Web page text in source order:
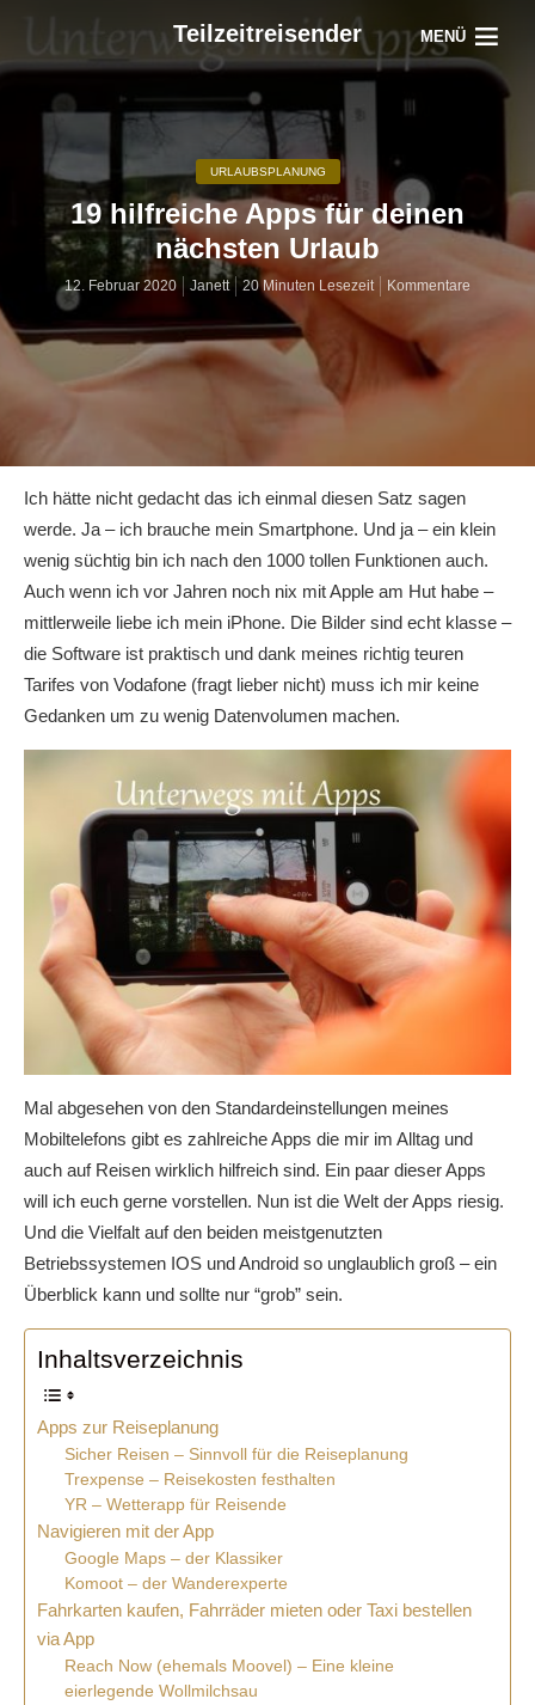
Teilzeitreisender MENÜ
URLAUBSPLANUNG
19 hilfreiche Apps für deinen
nächsten Urlaub
12. Februar 2020 Janett 20 Minuten Lesezeit Kommentare
Ich hätte nicht gedacht das ich einmal diesen Satz sagen
werde. Ja – ich brauche mein Smartphone. Und ja – ein klein
wenig süchtig bin ich nach den 1000 tollen Funktionen auch.
Auch wenn ich vor Jahren noch nix mit Apple am Hut habe –
mittlerweile liebe ich mein iPhone. Die Bilder sind echt klasse –
die Software ist praktisch und dank meines richtig teuren
Tarifes von Vodafone (fragt lieber nicht) muss ich mir keine
Gedanken um zu wenig Datenvolumen machen.
Mal abgesehen von den Standardeinstellungen meines
Mobiltelefons gibt es zahlreiche Apps die mir im Alltag und
auch auf Reisen wirklich hilfreich sind. Ein paar dieser Apps
will ich euch gerne vorstellen. Nun ist die Welt der Apps riesig.
Und die Vielfalt auf den beiden meistgenutzten
Betriebssystemen IOS und Android so unglaublich groß – ein
Überblick kann und sollte nur “grob” sein.
Inhaltsverzeichnis
Apps zur Reiseplanung
Sicher Reisen – Sinnvoll für die Reiseplanung
Trexpense – Reisekosten festhalten
YR – Wetterapp für Reisende
Navigieren mit der App
Google Maps – der Klassiker
Komoot – der Wanderexperte
Fahrkarten kaufen, Fahrräder mieten oder Taxi bestellen
via App
Reach Now (ehemals Moovel) – Eine kleine
eierlegende Wollmilchsau